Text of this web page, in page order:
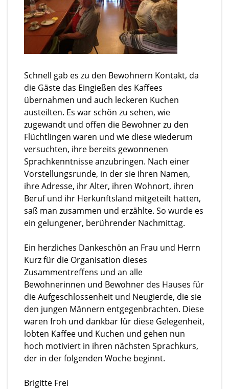
Schnell gab es zu den Bewohnern Kontakt, da
die Gäste das Eingießen des Kaffees
übernahmen und auch leckeren Kuchen
austeilten. Es war schön zu sehen, wie
zugewandt und offen die Bewohner zu den
Flüchtlingen waren und wie diese wiederum
versuchten, ihre bereits gewonnenen
Sprachkenntnisse anzubringen. Nach einer
Vorstellungsrunde, in der sie ihren Namen,
ihre Adresse, ihr Alter, ihren Wohnort, ihren
Beruf und ihr Herkunftsland mitgeteilt hatten,
saß man zusammen und erzählte. So wurde es
ein gelungener, berührender Nachmittag.
Ein herzliches Dankeschön an Frau und Herrn
Kurz für die Organisation dieses
Zusammentreffens und an alle
Bewohnerinnen und Bewohner des Hauses für
die Aufgeschlossenheit und Neugierde, die sie
den jungen Männern entgegenbrachten. Diese
waren froh und dankbar für diese Gelegenheit,
lobten Kaffee und Kuchen und gehen nun
hoch motiviert in ihren nächsten Sprachkurs,
der in der folgenden Woche beginnt.
Brigitte Frei